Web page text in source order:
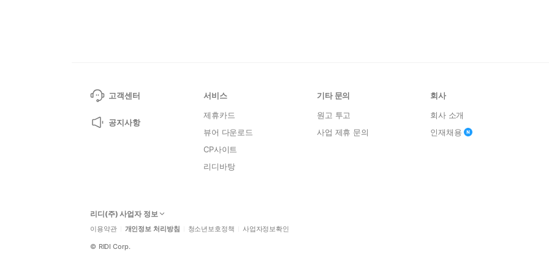
고객센터
공지사항
서비스
제휴카드
뷰어 다운로드
CP사이트
리디바탕
기타 문의
원고 투고
사업 제휴 문의
회사
회사 소개
인재채용
리디(주) 사업자 정보
이용약관 개인정보 처리방침 청소년보호정책 사업자정보확인
© RIDI Corp.